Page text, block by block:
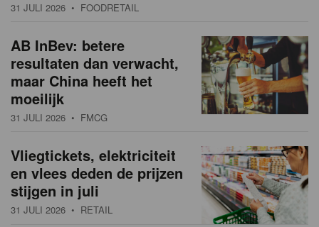
31 JULI 2026 • FOODRETAIL
AB InBev: betere
resultaten dan verwacht,
maar China heeft het
moeilijk
31 JULI 2026 • FMCG
Vliegtickets, elektriciteit
en vlees deden de prijzen
stijgen in juli
31 JULI 2026 • RETAIL